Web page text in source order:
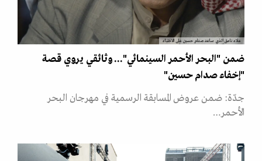
علاء نامق الذي ساعد صدام حسين على الاختباء
ضمن "البحر الأحمر السينمائي"... وثائقي يروي قصة
"إخفاء صدام حسين"
جدّة: ضمن عروض المسابقة الرسمية في مهرجان البحر
الأحمر…